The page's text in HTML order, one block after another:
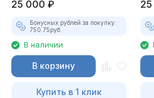
25 000 ₽
Бонусных рублей за покупку:
750.75руб.
В наличии
В корзину
Купить в 1 клик